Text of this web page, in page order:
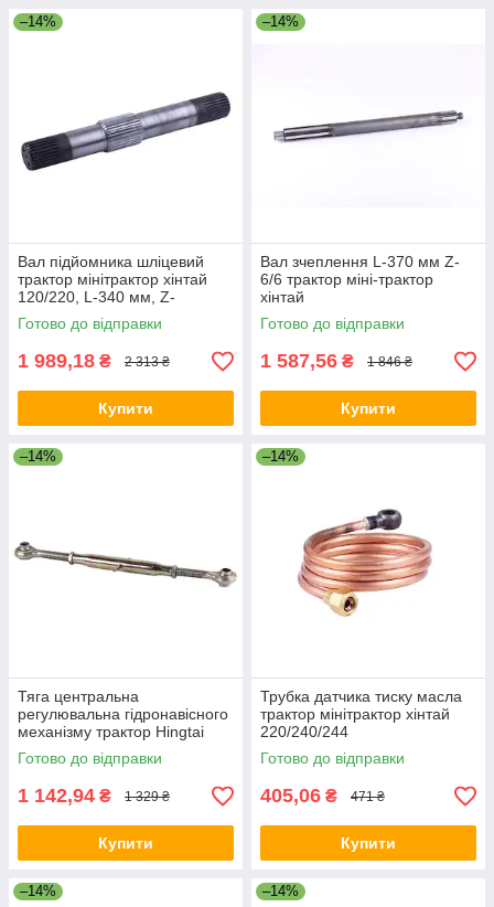
–14%
Вал підйомника шліцевий
трактор мінітрактор хінтай
120/220, L-340 мм, Z-
27/31/27
Готово до відправки
1 989,18 ₴ 2 313 ₴
Купити
–14%
Вал зчеплення L-370 мм Z-
6/6 трактор міні-трактор
хінтай
Готово до відправки
1 587,56 ₴ 1 846 ₴
Купити
–14%
Тяга центральна
регулювальна гідронавісного
механізму трактор Hingtai
Готово до відправки
1 142,94 ₴ 1 329 ₴
Купити
–14%
Трубка датчика тиску масла
трактор мінітрактор хінтай
220/240/244
Готово до відправки
405,06 ₴ 471 ₴
Купити
–14% –14%